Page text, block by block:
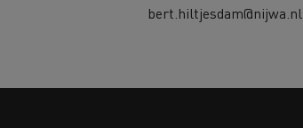
bert.hiltjesdam@nijwa.nl